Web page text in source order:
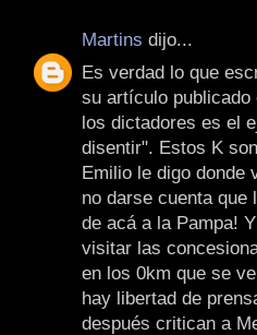
Martins dijo...
Es verdad lo que
su artículo publicado
los dictadores es el
disentir". Estos K
Emilio le digo donde
no darse cuenta que
de acá a la Pampa!
visitar las
en los 0km que se
hay libertad de
después critican a